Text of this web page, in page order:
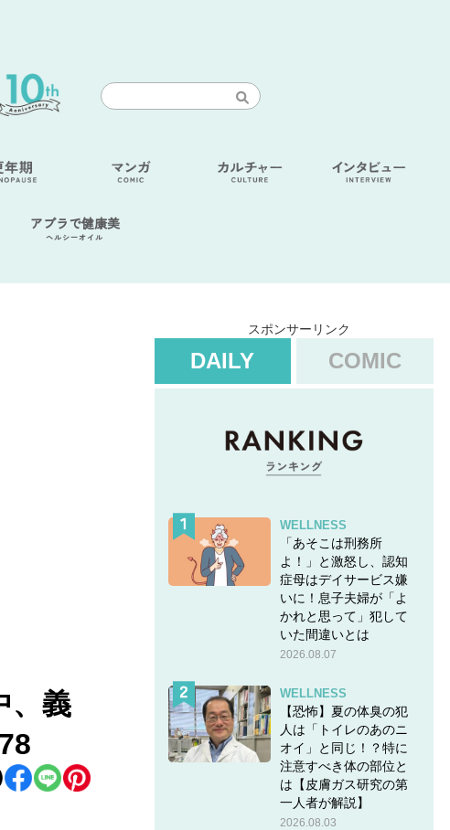
アブラで健康美
ヘルシーオイル
、義
スポンサーリンク
DAILY COMIC
WELLNESS
「あそこは刑務所
よ！」と激怒し、認知
症母はデイサービス嫌
いに！息子夫婦が「よ
かれと思って」犯して
いた間違いとは
2026.08.07
WELLNESS
【恐怖】夏の体臭の犯
人は「トイレのあのニ
オイ」と同じ！？特に
注意すべき体の部位と
は【皮膚ガス研究の第
一人者が解説】
2026.08.03